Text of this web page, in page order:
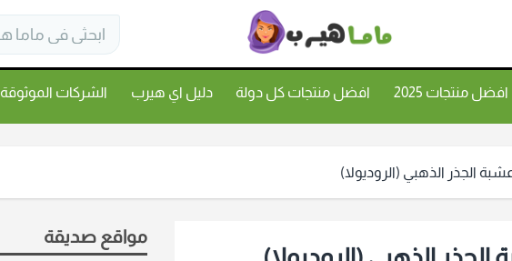
افضل منتجات 2025 افضل منتجات كل دولة دليل اي هيرب الشركات الموثوقة
مواقع صديقة